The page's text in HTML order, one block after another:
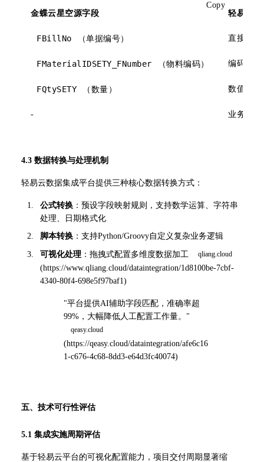
Copy
金蝶云星空源字段
轻易云
FBillNo （单据编号） 直接透传
FMaterialIDSETY_FNumber （物料编码） 编码映射
FQtySETY （数量） 数值校验
- 业务规
4.3 数据转换与处理机制
轻易云数据集成平台提供三种核心数据转换方式：
公式转换 ：预设字段映射规则，支持数学运算、字符串
处理、日期格式化
脚本转换 ：支持Python/Groovy自定义复杂业务逻辑
可视化处理 ：拖拽式配置多维度数据加工
(https://www.qliang.cloud/dataintegration/1d8100be-7cbf-
4340-80f4-698e5f97baf1 )
"平台提供AI辅助字段匹配，准确率超
99%，大幅降低人工配置工作量。"
(https://qeasy.cloud/dataintegration/afe6c16
1-c676-4c68-8dd3-e64d3fc40074)
五、技术可行性评估
5.1 集成实施周期评估
基于轻易云平台的可视化配置能力，项目交付周期显著缩